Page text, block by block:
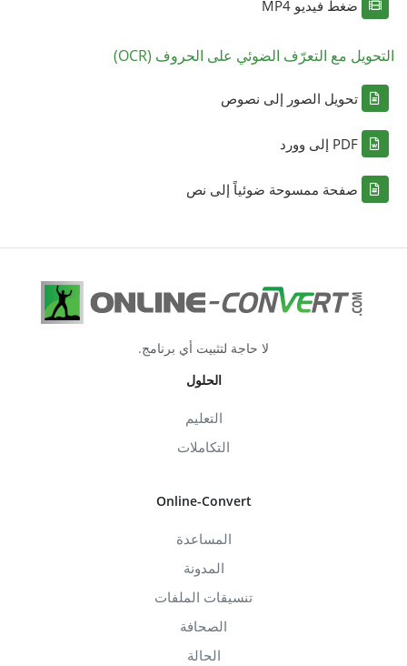
ضغط فيديو MP4
التحويل مع التعرّف الضوئي على الحروف (OCR)
تحويل الصور إلى نصوص
PDF إلى وورد
صفحة ممسوحة ضوئياً إلى نص
لا حاجة لتثبيت أي برنامج.
الحلول
التعليم
التكاملات
Online-Convert
المساعدة
المدونة
تنسيقات الملفات
الصحافة
الحالة